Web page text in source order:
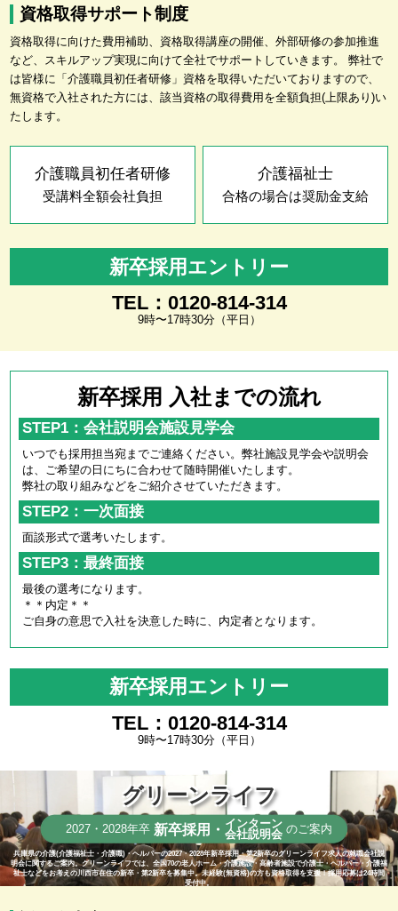
資格取得サポート制度
資格取得に向けた費用補助、資格取得講座の開催、外部研修の参加推進
など、スキルアップ実現に向けて全社でサポートしていきます。 弊社で
は皆様に「介護職員初任者研修」資格を取得いただいておりますので、
無資格で入社された方には、該当資格の取得費用を全額負担(上限あり)い
たします。
介護職員初任者研修
受講料全額会社負担
介護福祉士
合格の場合は奨励金支給
新卒採用エントリー
TEL：0120-814-314
9時〜17時30分（平日）
新卒採用 入社までの流れ
STEP1：会社説明会施設見学会
いつでも採用担当宛までご連絡ください。弊社施設見学会や説明会
は、ご希望の日にちに合わせて随時開催いたします。
弊社の取り組みなどをご紹介させていただきます。
STEP2：一次面接
面談形式で選考いたします。
STEP3：最終面接
最後の選考になります。
＊＊内定＊＊
ご自身の意思で入社を決意した時に、内定者となります。
新卒採用エントリー
TEL：0120-814-314
9時〜17時30分（平日）
グリーンライフ
2027・2028年卒 新卒採用・ インターン
会社説明会 のご案内
兵庫県の介護(介護福祉士・介護職)・ヘルパーの2027・2028年新卒採用・第2新卒のグリーンライフ求人の就職会社説
明会に関するご案内。グリーンライフでは、全国70の老人ホーム・介護施設・高齢者施設で介護士・ヘルパー・介護福
祉士などをお考えの川西市在住の新卒・第2新卒を募集中。未経験(無資格)の方も資格取得を支援！採用応募は24時間
受付中。